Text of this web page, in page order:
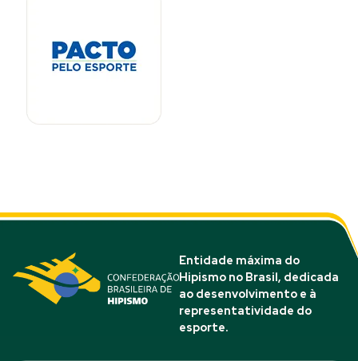
Entidade máxima do
Hipismo no Brasil, dedicada
ao desenvolvimento e à
representatividade do
esporte.